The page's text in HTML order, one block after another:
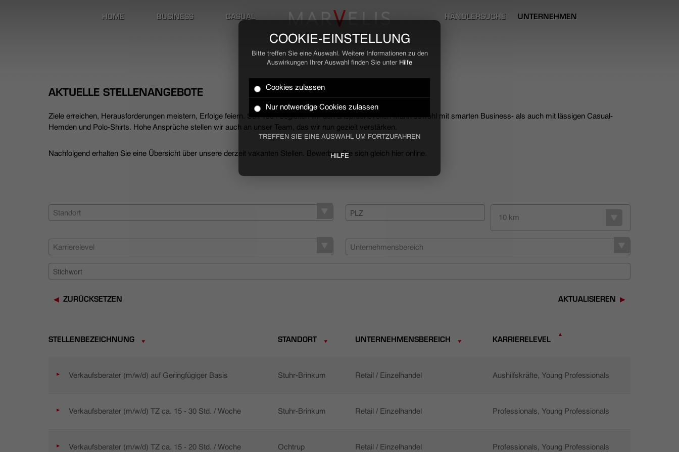
COOKIE-EINSTELLUNG
Bitte treffen Sie eine Auswahl. Weitere Informationen zu den
Auswirkungen Ihrer Auswahl finden Sie unter Hilfe
Cookies zulassen
Nur notwendige Cookies zulassen
TREFFEN SIE EINE AUSWAHL UM FORTZUFAHREN
HILFE
HOME BUSINESS CASUAL UNTERNEHMEN
HÄNDLERSUCHE
AKTUELLE STELLENANGEBOTE
Ziele erreichen, Herausforderungen meistern, Erfolge feiern. Seit 1994 begleiten wir den anspruchsvollen Mann sowohl mit smarten Business- als auch mit lässigen Casual-
Hemden und Polo-Shirts. Hohe Ansprüche stellen wir auch an unser Team, das wir nun gezielt verstärken.
Nachfolgend erhalten Sie eine Übersicht über unsere derzeit vakanten Stellen. Bewerben Sie sich gleich hier online.
Standort
10 km
Karrierelevel Unternehmensbereich
ZURÜCKSETZEN AKTUALISIEREN
STELLENBEZEICHNUNG STANDORT UNTERNEHMENSBEREICH KARRIERELEVEL
Verkaufsberater (m/w/d) auf Geringfügiger Basis Stuhr-Brinkum Retail / Einzelhandel Aushilfskräfte, Young Professionals
Verkaufsberater (m/w/d) TZ ca. 15 - 30 Std. / Woche Stuhr-Brinkum Retail / Einzelhandel Professionals, Young Professionals
Verkaufsberater (m/w/d) TZ ca. 15 - 20 Std. / Woche Ochtrup Retail / Einzelhandel Professionals, Young Professionals